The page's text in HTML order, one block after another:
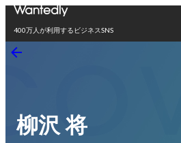
400万人が利用するビジネスSNS
柳沢 将